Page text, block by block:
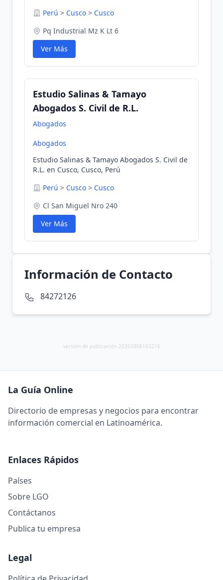
Perú > Cusco > Cusco
Pq Industrial Mz K Lt 6
Ver Más
Estudio Salinas & Tamayo
Abogados S. Civil de R.L.
Abogados
Abogados
Estudio Salinas & Tamayo Abogados S. Civil de
R.L. en Cusco, Cusco, Perú
Perú > Cusco > Cusco
Cl San Miguel Nro 240
Ver Más
Información de Contacto
84272126
versión de publicación 20260806163216
La Guía Online
Directorio de empresas y negocios para encontrar
información comercial en Latinoamérica.
Enlaces Rápidos
Países
Sobre LGO
Contáctanos
Publica tu empresa
Legal